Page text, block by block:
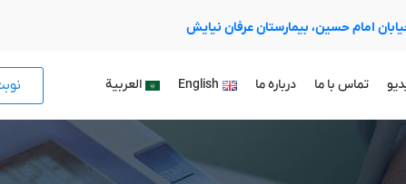
امام حسین، بیمارستان عرفان نیایش
تماس با ما درباره ما English العربية